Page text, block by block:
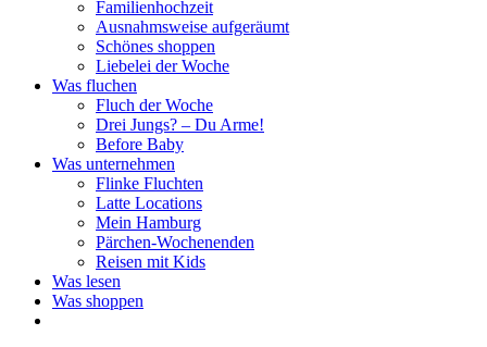
Familienhochzeit
Ausnahmsweise aufgeräumt
Schönes shoppen
Liebelei der Woche
Was fluchen
Fluch der Woche
Drei Jungs? – Du Arme!
Before Baby
Was unternehmen
Flinke Fluchten
Latte Locations
Mein Hamburg
Pärchen-Wochenenden
Reisen mit Kids
Was lesen
Was shoppen